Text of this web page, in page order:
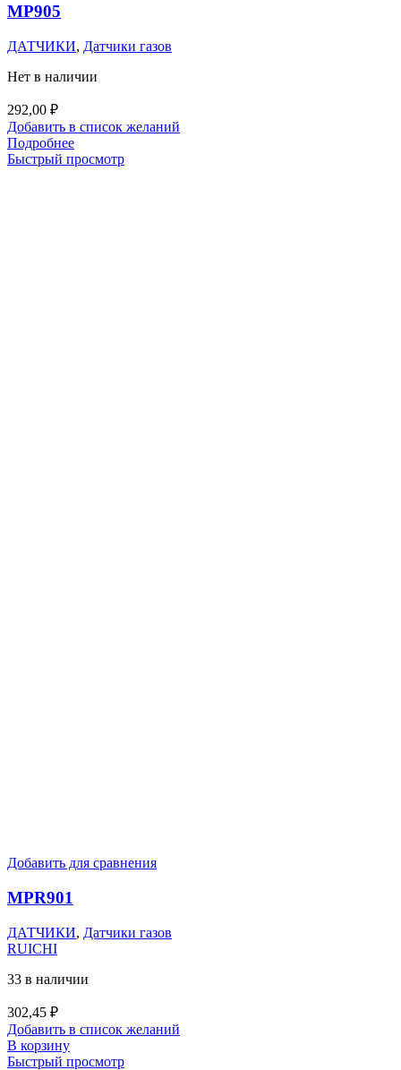
MP905
ДАТЧИКИ, Датчики газов
Нет в наличии
292,00 ₽
Добавить в список желаний
Подробнее
Быстрый просмотр
Добавить для сравнения
MPR901
ДАТЧИКИ, Датчики газов
RUICHI
33 в наличии
302,45 ₽
Добавить в список желаний
В корзину
Быстрый просмотр